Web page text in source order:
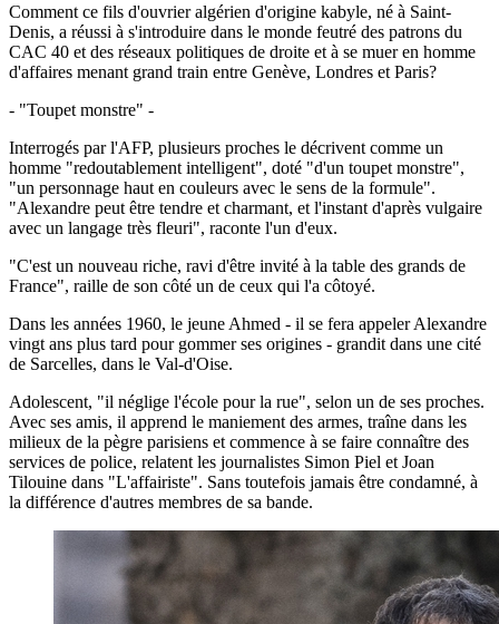
Comment ce fils d'ouvrier algérien d'origine kabyle, né à Saint-
Denis, a réussi à s'introduire dans le monde feutré des patrons du
CAC 40 et des réseaux politiques de droite et à se muer en homme
d'affaires menant grand train entre Genève, Londres et Paris?
- "Toupet monstre" -
Interrogés par l'AFP, plusieurs proches le décrivent comme un
homme "redoutablement intelligent", doté "d'un toupet monstre",
"un personnage haut en couleurs avec le sens de la formule".
"Alexandre peut être tendre et charmant, et l'instant d'après vulgaire
avec un langage très fleuri", raconte l'un d'eux.
"C'est un nouveau riche, ravi d'être invité à la table des grands de
France", raille de son côté un de ceux qui l'a côtoyé.
Dans les années 1960, le jeune Ahmed - il se fera appeler Alexandre
vingt ans plus tard pour gommer ses origines - grandit dans une cité
de Sarcelles, dans le Val-d'Oise.
Adolescent, "il néglige l'école pour la rue", selon un de ses proches.
Avec ses amis, il apprend le maniement des armes, traîne dans les
milieux de la pègre parisiens et commence à se faire connaître des
services de police, relatent les journalistes Simon Piel et Joan
Tilouine dans "L'affairiste". Sans toutefois jamais être condamné, à
la différence d'autres membres de sa bande.